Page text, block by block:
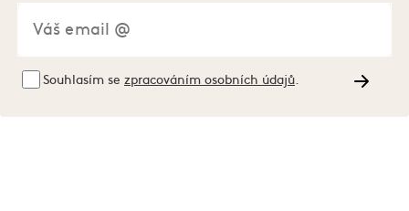
Souhlasím se zpracováním osobních údajů